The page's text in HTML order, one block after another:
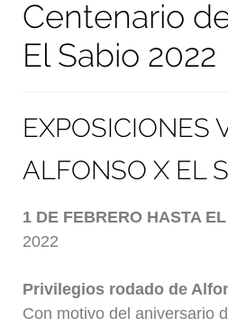
Centenario
El Sabio 2022
EXPOSICIONES
ALFONSO X EL
1 DE FEBRERO HASTA
2022
Privilegios rodado de
Con motivo del aniversario